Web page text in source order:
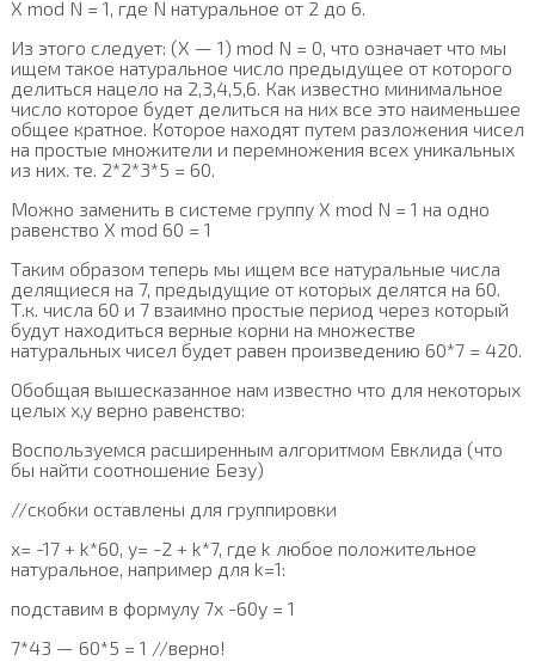
X mod N = 1, где N натуральное от 2 до 6.
Из этого следует: (X — 1) mod N = 0, что означает что мы
ищем такое натуральное число предыдущее от которого
делиться нацело на 2,3,4,5,6. Как известно минимальное
число которое будет делиться на них все это наименьшее
общее кратное. Которое находят путем разложения чисел
на простые множители и перемножения всех уникальных
из них. те. 2*2*3*5 = 60.
Можно заменить в системе группу X mod N = 1 на одно
равенство X mod 60 = 1
Таким образом теперь мы ищем все натуральные числа
делящиеся на 7, предыдущие от которых делятся на 60.
Т.к. числа 60 и 7 взаимно простые период через который
будут находиться верные корни на множестве
натуральных чисел будет равен произведению 60*7 = 420.
Обобщая вышесказанное нам известно что для некоторых
целых x,y верно равенство:
Воспользуемся расширенным алгоритмом Евклида (что
бы найти соотношение Безу)
//скобки оставлены для группировки
x= -17 + k*60, y= -2 + k*7, где k любое положительное
натуральное, например для k=1:
подставим в формулу 7x -60y = 1
7*43 — 60*5 = 1 //верно!